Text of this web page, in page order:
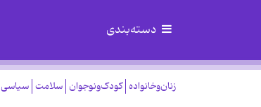
دسته‌بندی
زنان‌وخانواده کودک‌ونوجوان سلامت سیاسی